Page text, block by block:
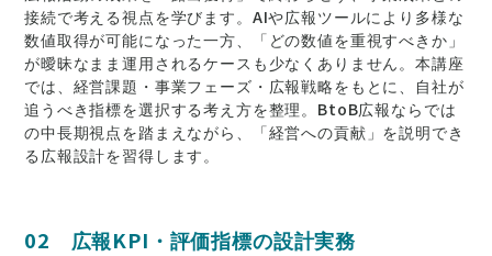
接続で考える視点を学びます。AIや広報ツールにより多様な
数値取得が可能になった一方、「どの数値を重視すべきか」
が曖昧なまま運用されるケースも少なくありません。本講座
では、経営課題・事業フェーズ・広報戦略をもとに、自社が
追うべき指標を選択する考え方を整理。BtoB広報ならでは
の中長期視点を踏まえながら、「経営への貢献」を説明でき
る広報設計を習得します。
02 広報KPI・評価指標の設計実務